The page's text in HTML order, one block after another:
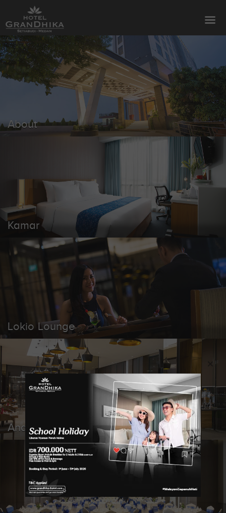
About
Kamar
Lokio Lounge
Andaliman